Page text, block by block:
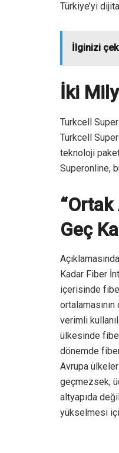
Türkiye’yi
İlginizi
İki
Turkcell
Turkcell
teknoloji
Superonline,
Geç
Kadar Fiber
içerisinde
verimli
ülkesinde
dönemde
Avrupa
geçmezsek;
altyapıda
yükselmesi